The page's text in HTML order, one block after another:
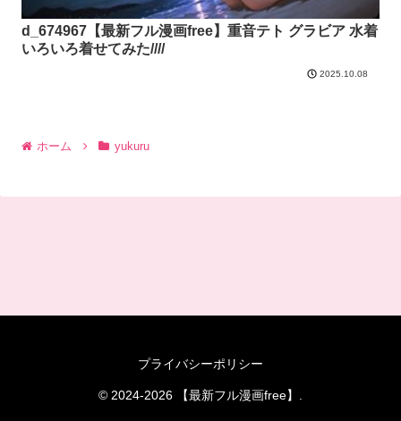
d_674967【最新フル漫画free】重音テト グラビア 水着
いろいろ着せてみた////
2025.10.08
ホーム yukuru
プライバシーポリシー
© 2024-2026 【最新フル漫画free】.